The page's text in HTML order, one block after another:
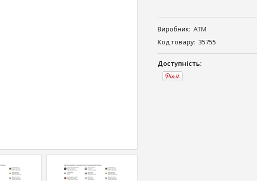
Виробник: ATM
Код товару: 35755
Доступність: